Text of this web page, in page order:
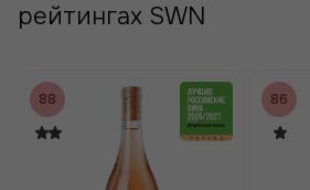
рейтингах SWN
88 86